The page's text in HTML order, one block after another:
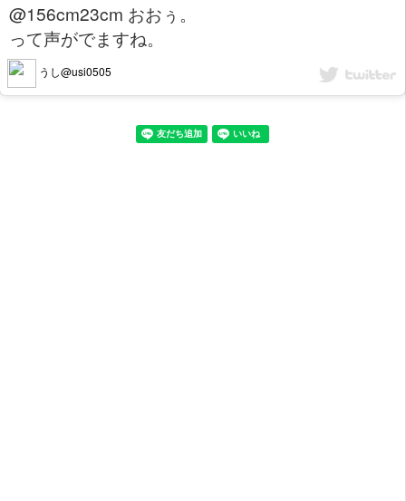
@156cm23cm おおぅ。
って声がでますね。
うし@usi0505